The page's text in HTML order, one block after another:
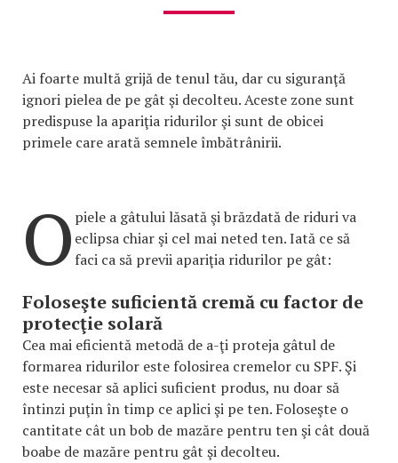
Ai foarte multă grijă de tenul tău, dar cu siguranţă
ignori pielea de pe gât şi decolteu. Aceste zone sunt
predispuse la apariţia ridurilor şi sunt de obicei
primele care arată semnele îmbătrânirii.
O piele a gâtului lăsată şi brăzdată de riduri va
eclipsa chiar şi cel mai neted ten. Iată ce să
faci ca să previi apariţia ridurilor pe gât:
Foloseşte suficientă cremă cu factor de
protecţie solară
Cea mai eficientă metodă de a-ţi proteja gâtul de
formarea ridurilor este folosirea cremelor cu SPF. Şi
este necesar să aplici suficient produs, nu doar să
întinzi puţin în timp ce aplici şi pe ten. Foloseşte o
cantitate cât un bob de mazăre pentru ten şi cât două
boabe de mazăre pentru gât şi decolteu.